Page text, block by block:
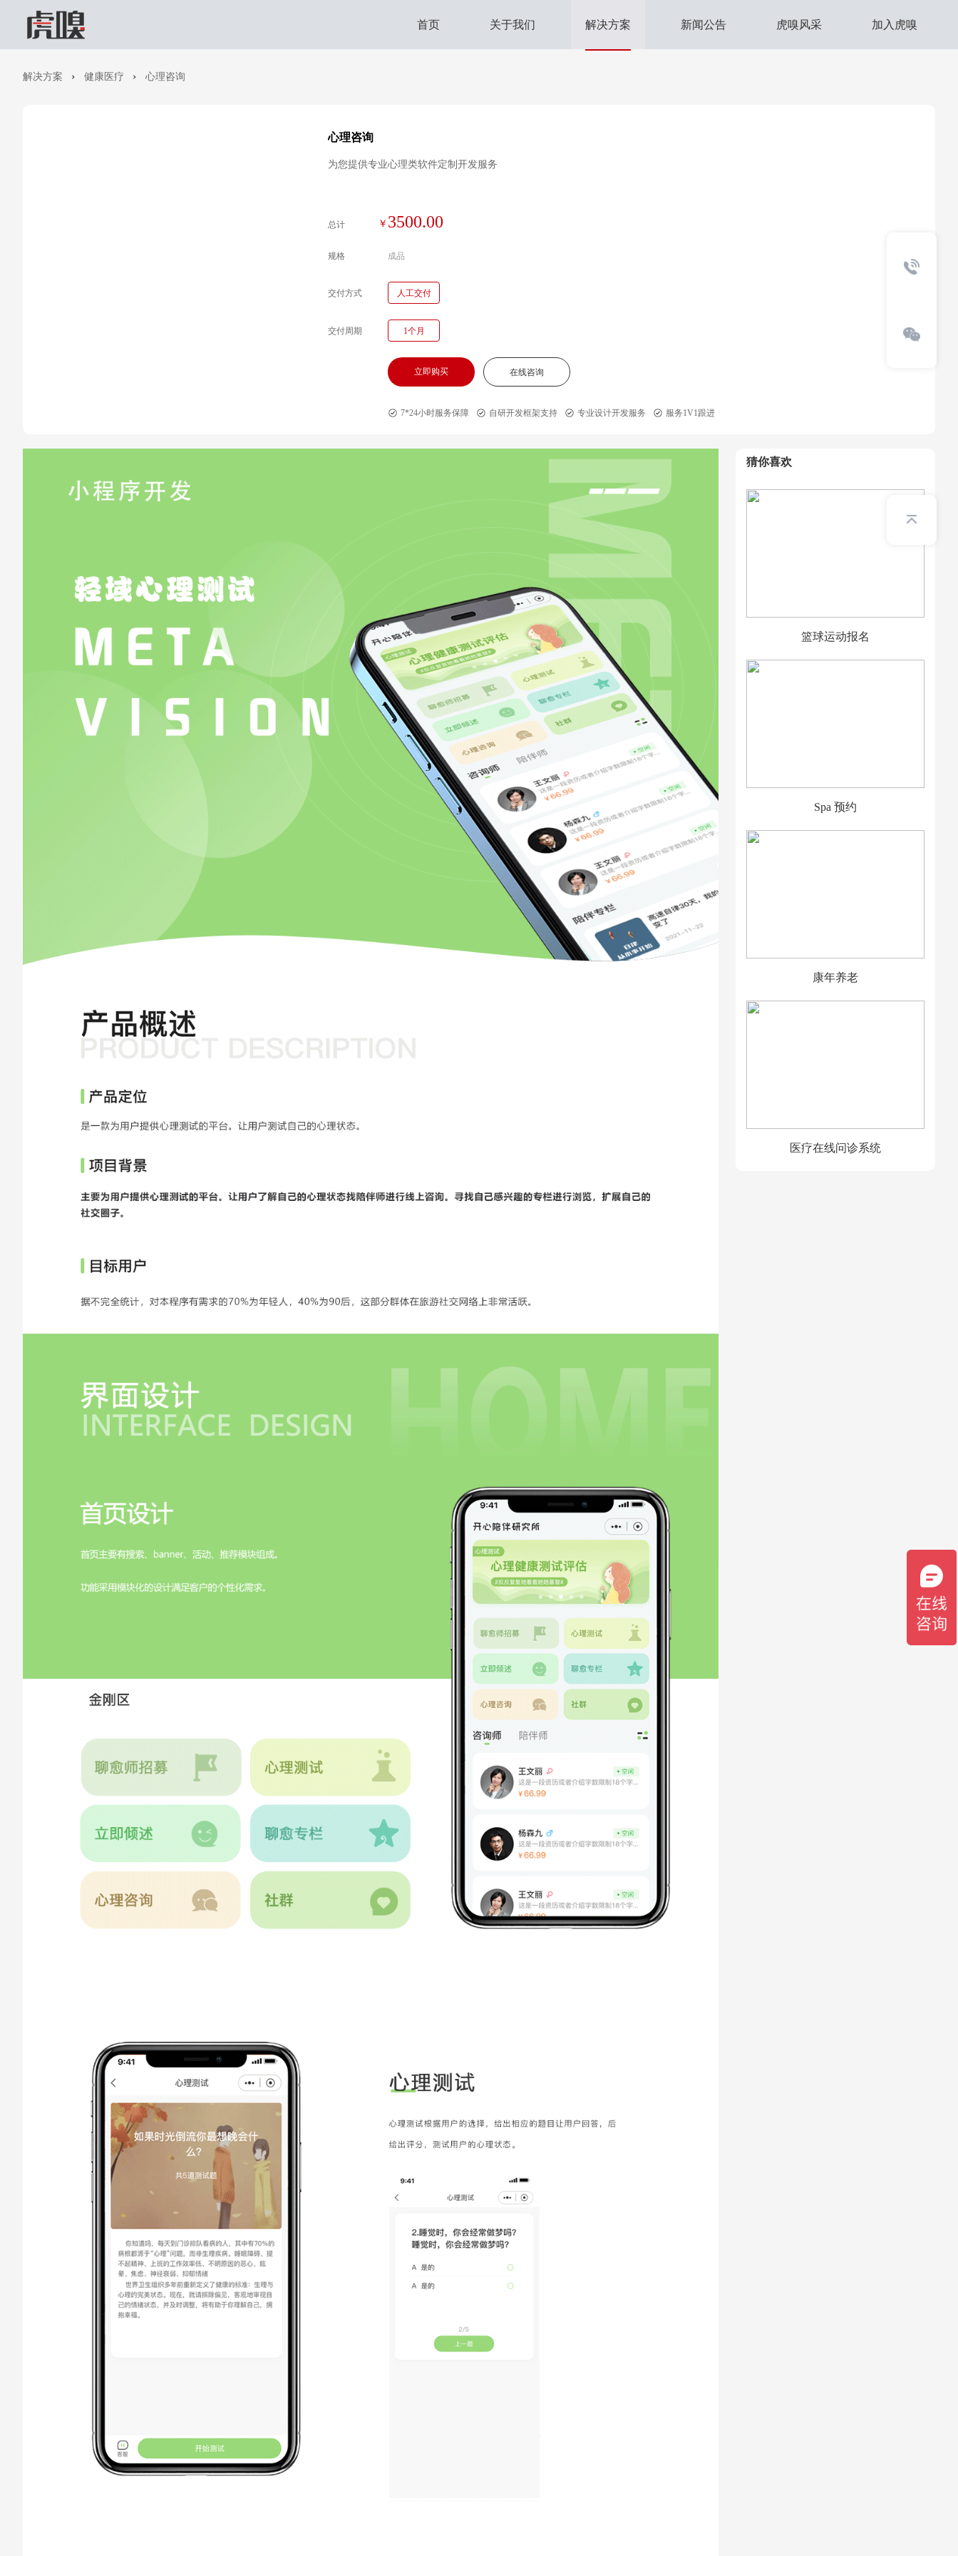
首页 关于我们 解决方案 新闻公告 虎嗅风采 加入虎嗅
解决方案 健康医疗 心理咨询
心理咨询
为您提供专业心理类软件定制开发服务
总计 3500.00
规格 成品
交付方式 人工交付
交付周期 1个月
立即购买 在线咨询
7*24小时服务保障 自研开发框架支持 专业设计开发服务 服务1V1跟进
猜你喜欢
篮球运动报名
Spa 预约
康年养老
医疗在线问诊系统